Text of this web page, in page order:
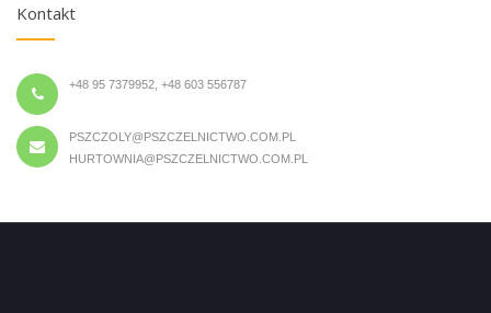
Kontakt
+48 95 7379952, +48 603 556787
PSZCZOLY@PSZCZELNICTWO.COM.PL
HURTOWNIA@PSZCZELNICTWO.COM.PL